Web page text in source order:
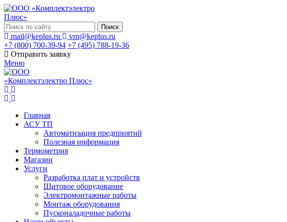
Поиск
mail@keplus.ru
vrn@keplus.ru
+7 (800) 700-39-94 +7 (495) 788-19-36
Отправить заявку
Меню
Главная
АСУ ТП
Автоматизация предприятий
Полезная информация
Термометрия
Магазин
Услуги
Разработка плат и устройств
Щитовое оборудование
Электромонтажные работы
Монтаж оборудования
Пусконаладочные работы